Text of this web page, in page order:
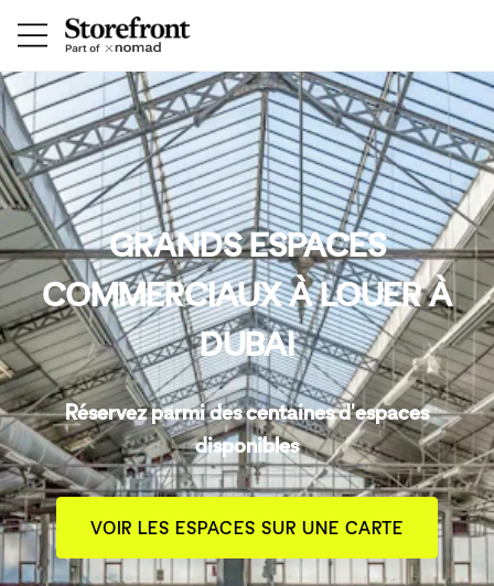
GRANDS ESPACES
COMMERCIAUX À LOUER À
DUBAI
Réservez parmi des centaines d'espaces
disponibles
VOIR LES ESPACES SUR UNE CARTE